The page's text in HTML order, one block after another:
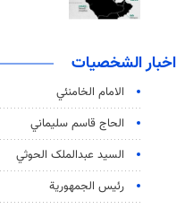
اخبار الشخصيات
الامام الخامنئي
الحاج قاسم سليماني
السید عبدالملک الحوثي
رئيس الجمهورية